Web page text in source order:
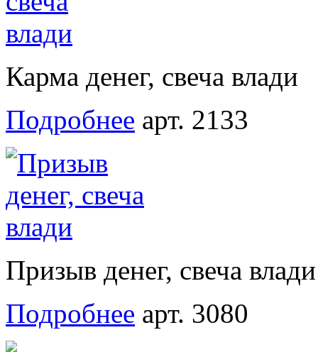
Карма денег, свеча влади
Подробнее арт. 2133
Призыв денег, свеча влади
Подробнее арт. 3080